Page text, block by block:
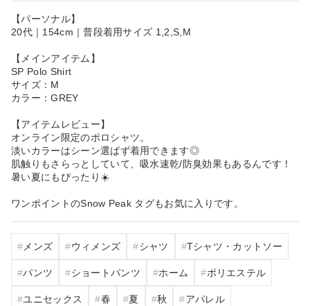
【パーソナル】
20代｜154cm｜普段着用サイズ 1,2,S,M
【メインアイテム】
SP Polo Shirt
サイズ：M
カラー：GREY
【アイテムレビュー】
オンライン限定のポロシャツ。
淡いカラーはシーン選ばず着用できます◎
肌触りもさらっとしていて、吸水速乾/防臭効果もあるんです！
暑い夏にもぴったり☀️
ワンポイントのSnow Peak タグもお気に入りです。
メンズ ウィメンズ シャツ Tシャツ・カットソー
パンツ ショートパンツ ホーム ポリエステル
ユニセックス 春 夏 秋 アパレル